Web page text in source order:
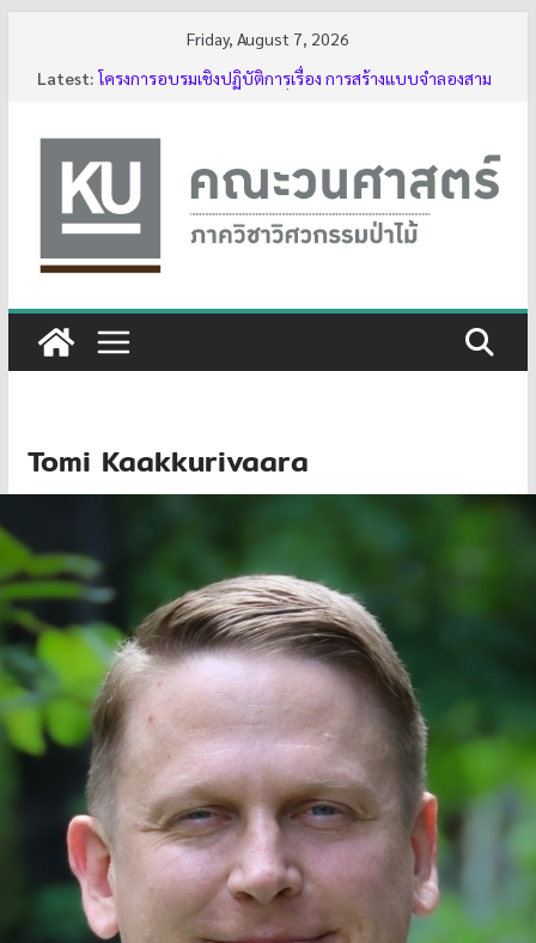
Friday, August 7, 2026
Latest: โครงการอบรมเชิงปฏิบัติการเรื่อง การสร้างแบบจำลองสาม
กิจกรรมนิสิต ปีการศึกษา 2569
ทุนสนับสนุนโครงงานนิสิตผ่านอาจารย์ที่ปรึกษา
บรรยากาศการอบรมเชิงปฏิบัติการเรื่อง การสร้างแบบ
จำลองสามมิติของต้นไม้ด้วย LiDAR รุ่นที่ 5
Tomi Kaakkurivaara